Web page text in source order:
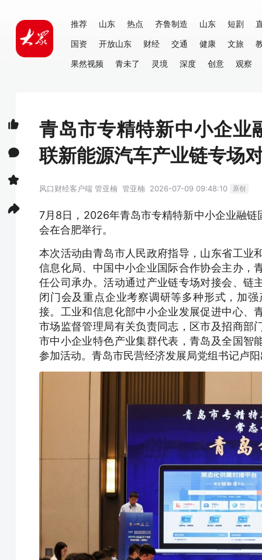
推荐 山东 热点 齐鲁制造 山东 短剧
国资
开放山东 财经 交通 健康 文旅
果然视频
青未了 灵境 深度 创意 观察
青岛市专精特新中小企业
联新能源汽车产业链专场
风口财经客户端 管亚楠 管亚楠 2026-07-09 09:48:10 原创
7月8日，2026年青岛市专精特新中小企业融
会在合肥举行。
本次活动由青岛市人民政府指导，山东省工业
信息化局、中国中小企业国际合作协会主办，
任公司承办。活动通过产业链专场对接会、链
闭门会及重点企业考察调研等多种形式，加
接。工业和信息化部中小企业发展促进中心、
市场监督管理局有关负责同志，区市及招商部
市中小企业特色产业集群代表，青岛及全国智
参加活动。青岛市民营经济发展局党组书记卢